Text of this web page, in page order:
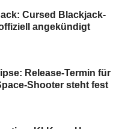
Cursed Blackjack-
angekündigt
Release-Termin für
Shooter steht fest